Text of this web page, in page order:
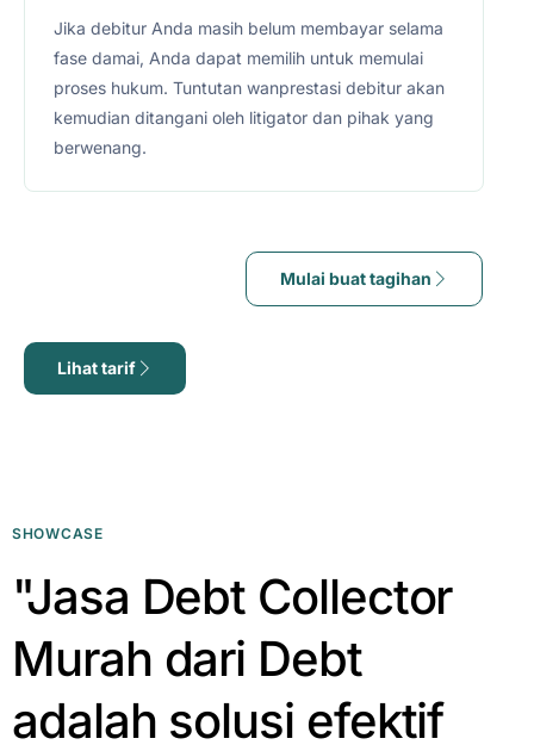
Jika debitur Anda masih belum membayar selama
fase damai, Anda dapat memilih untuk memulai
proses hukum. Tuntutan wanprestasi debitur akan
kemudian ditangani oleh litigator dan pihak yang
berwenang.
Mulai buat tagihan
Lihat tarif
SHOWCASE
"Jasa Debt Collector
Murah dari Debt
adalah solusi efektif